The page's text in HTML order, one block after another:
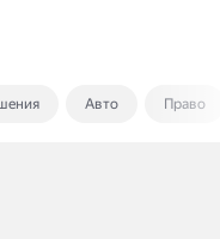
Авто Право